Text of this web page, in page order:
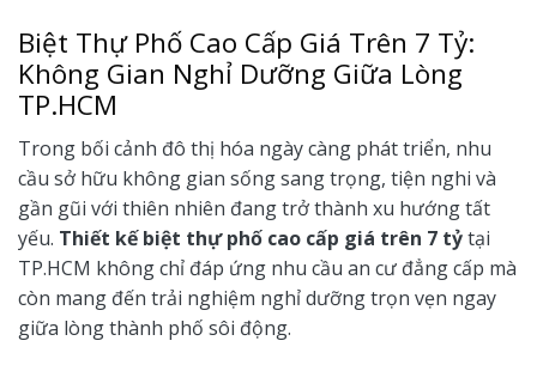
Biệt Thự Phố Cao Cấp Giá Trên 7 Tỷ:
Không Gian Nghỉ Dưỡng Giữa Lòng
TP.HCM
Trong bối cảnh đô thị hóa ngày càng phát triển, nhu
cầu sở hữu không gian sống sang trọng, tiện nghi và
gần gũi với thiên nhiên đang trở thành xu hướng tất
yếu. Thiết kế biệt thự phố cao cấp giá trên 7 tỷtại
TP.HCM không chỉ đáp ứng nhu cầu an cư đẳng cấp mà
còn mang đến trải nghiệm nghỉ dưỡng trọn vẹn ngay
giữa lòng thành phố sôi động.